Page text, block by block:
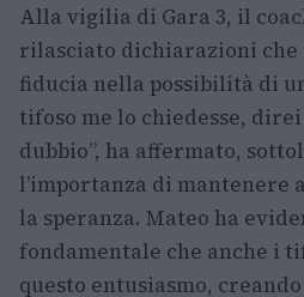
Alla vigilia di Gara 3, il
rilasciato dichiarazioni
fiducia nella possibilità di
tifoso me lo chiedesse,
dubbio”, ha affermato,
l’importanza di mantenere
la speranza. Mateo ha
fondamentale che anche i
questo entusiasmo,